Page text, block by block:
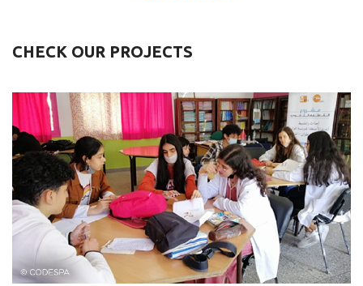
CHECK OUR PROJECTS
la
calidad
de
la
educación
y
capacitación
para
el
empleo
Tánger